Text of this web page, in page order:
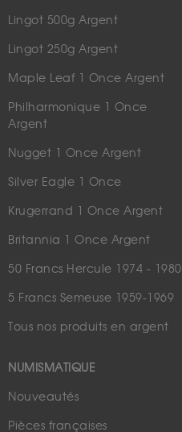
Lingot 500g Argent
Lingot 250g Argent
Maple Leaf 1 Once Argent
Philharmonique 1 Once
Argent
Nugget 1 Once Argent
Silver Eagle 1 Once
Krugerrand 1 Once Argent
Britannia 1 Once Argent
50 Francs Hercule 1974 - 1980
5 Francs Semeuse 1959-1969
Tous nos produits en argent
NUMISMATIQUE
Nouveautés
Pièces françaises